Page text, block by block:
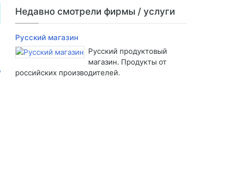
Недавно смотрели фирмы / услуги
Русский магазин
Русский продуктовый
магазин. Продукты от
российских производителей.